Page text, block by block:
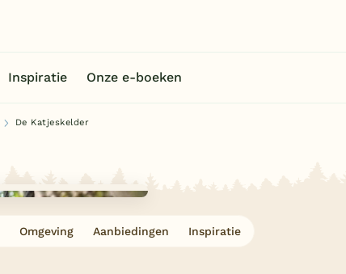
Inspiratie Onze e-boeken
De Katjeskelder
Omgeving Aanbiedingen Inspiratie